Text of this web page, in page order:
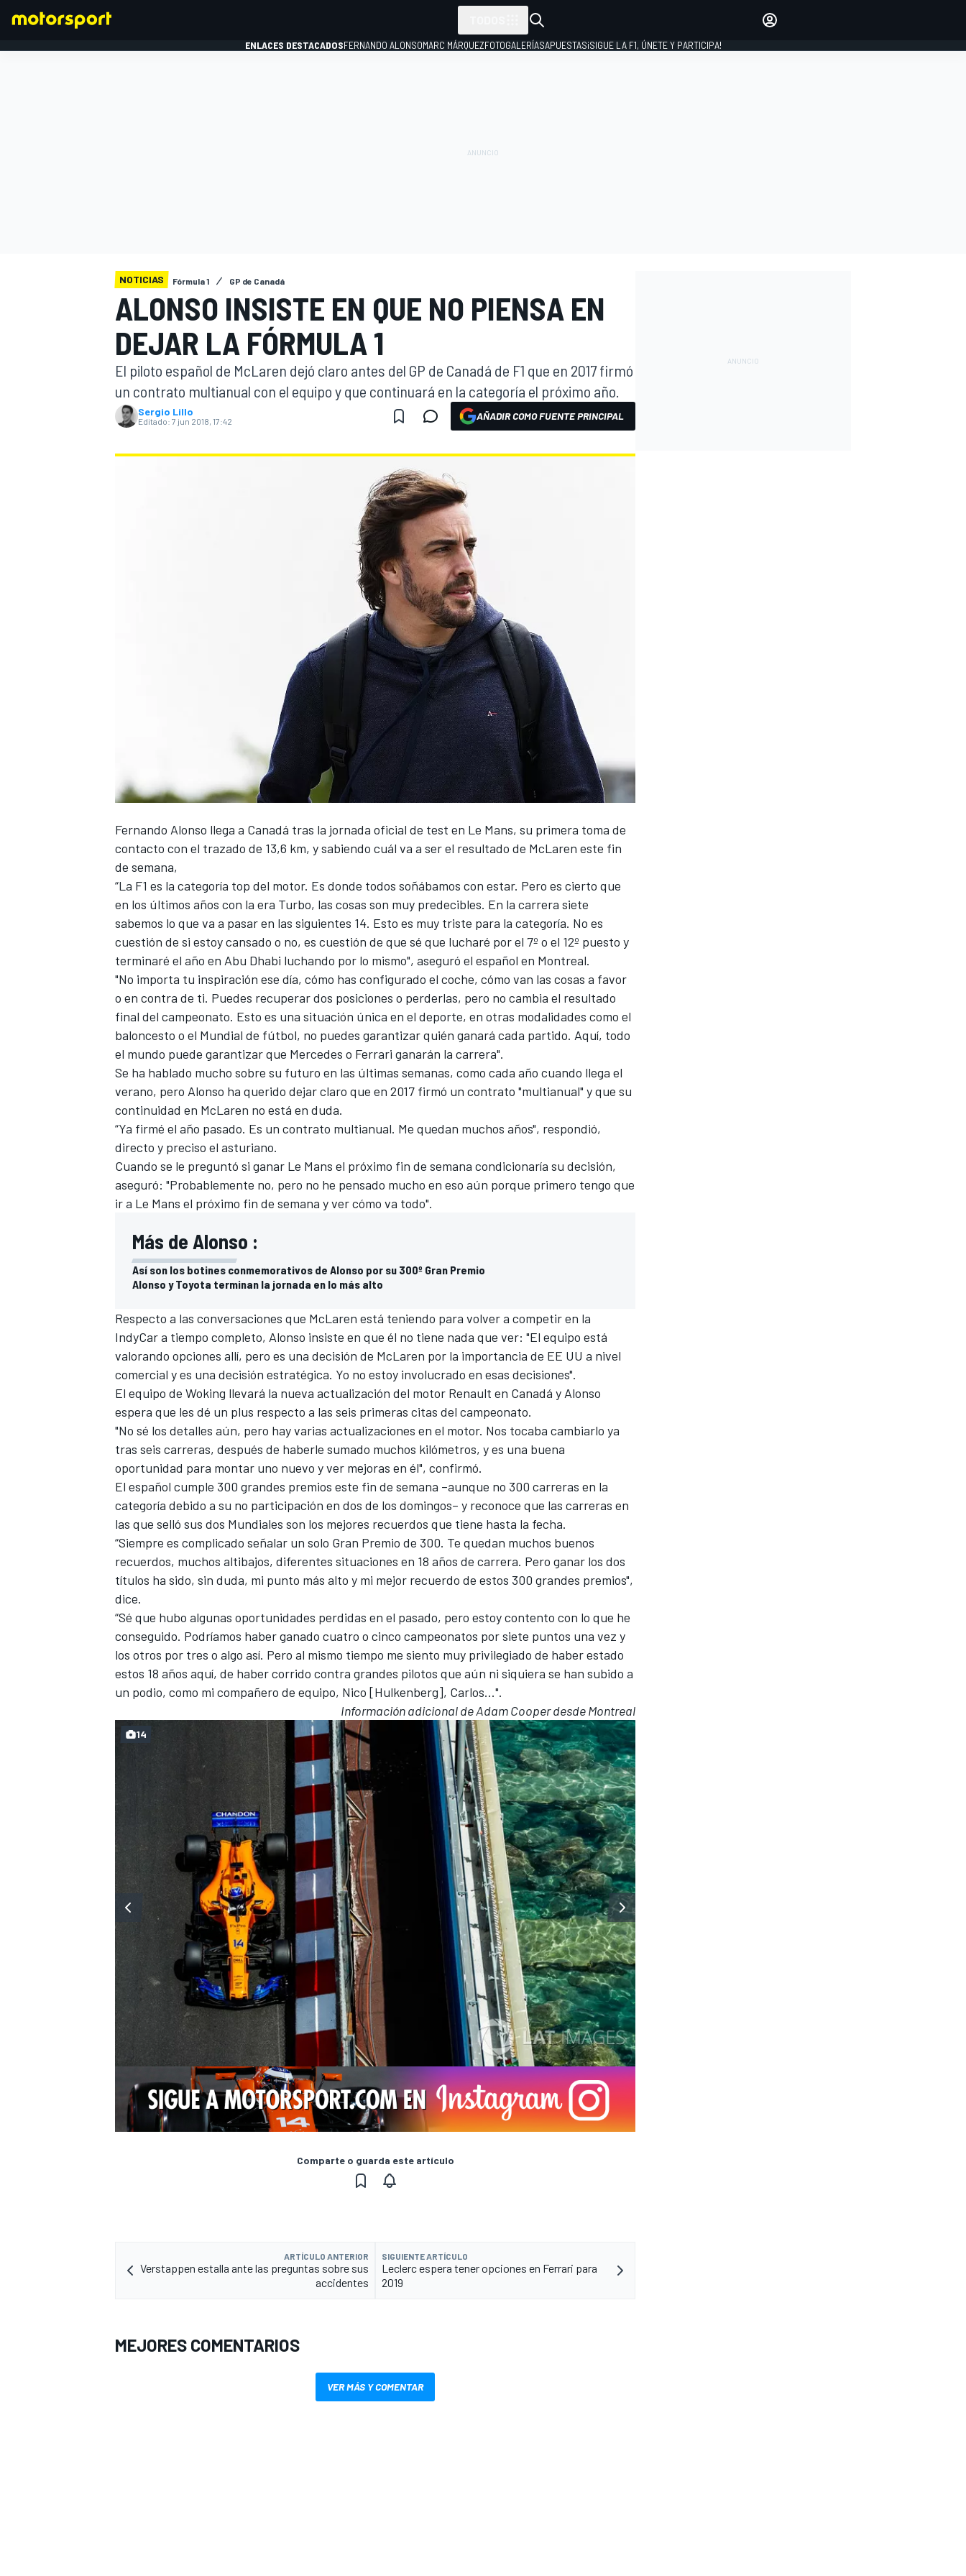
MÁS CATEGORÍAS
ENLACES DESTACADOSFERNANDO ALONSOMARC MÁRQUEZFOTOGALERÍASAPUESTAS¡SIGUE LA F1, ÚNETE Y PARTICIPA!
NOTICIAS Fórmula 1 GP de Canadá
ALONSO INSISTE EN QUE NO PIENSA EN
DEJAR LA FÓRMULA 1
El piloto español de McLaren dejó claro antes del GP de Canadá de F1 que en 2017 firmó
un contrato multianual con el equipo y que continuará en la categoría el próximo año.
Sergio Lillo
Editado: 7 jun 2018, 17:42 AÑADIR COMO FUENTE PRINCIPAL
Fernando Alonso llega a Canadá tras la jornada oficial de test en Le Mans, su primera toma de
contacto con el trazado de 13,6 km, y sabiendo cuál va a ser el resultado de McLaren este fin
de semana,
“La F1 es la categoría top del motor. Es donde todos soñábamos con estar. Pero es cierto que
en los últimos años con la era Turbo, las cosas son muy predecibles. En la carrera siete
sabemos lo que va a pasar en las siguientes 14. Esto es muy triste para la categoría. No es
cuestión de si estoy cansado o no, es cuestión de que sé que lucharé por el 7º o el 12º puesto y
terminaré el año en Abu Dhabi luchando por lo mismo", aseguró el español en Montreal.
"No importa tu inspiración ese día, cómo has configurado el coche, cómo van las cosas a favor
o en contra de ti. Puedes recuperar dos posiciones o perderlas, pero no cambia el resultado
final del campeonato. Esto es una situación única en el deporte, en otras modalidades como el
baloncesto o el Mundial de fútbol, no puedes garantizar quién ganará cada partido. Aquí, todo
el mundo puede garantizar que Mercedes o Ferrari ganarán la carrera".
Se ha hablado mucho sobre su futuro en las últimas semanas, como cada año cuando llega el
verano, pero Alonso ha querido dejar claro que en 2017 firmó un contrato "multianual" y que su
continuidad en McLaren no está en duda.
“Ya firmé el año pasado. Es un contrato multianual. Me quedan muchos años", respondió,
directo y preciso el asturiano.
Cuando se le preguntó si ganar Le Mans el próximo fin de semana condicionaría su decisión,
aseguró: "Probablemente no, pero no he pensado mucho en eso aún porque primero tengo que
ir a Le Mans el próximo fin de semana y ver cómo va todo".
Más de Alonso :
Así son los botines conmemorativos de Alonso por su 300º Gran Premio
Alonso y Toyota terminan la jornada en lo más alto
Respecto a las conversaciones que McLaren está teniendo para volver a competir en la
IndyCar a tiempo completo, Alonso insiste en que él no tiene nada que ver: "El equipo está
valorando opciones allí, pero es una decisión de McLaren por la importancia de EE UU a nivel
comercial y es una decisión estratégica. Yo no estoy involucrado en esas decisiones".
El equipo de Woking llevará la nueva actualización del motor Renault en Canadá y Alonso
espera que les dé un plus respecto a las seis primeras citas del campeonato.
"No sé los detalles aún, pero hay varias actualizaciones en el motor. Nos tocaba cambiarlo ya
tras seis carreras, después de haberle sumado muchos kilómetros, y es una buena
oportunidad para montar uno nuevo y ver mejoras en él", confirmó.
El español cumple 300 grandes premios este fin de semana –aunque no 300 carreras en la
categoría debido a su no participación en dos de los domingos– y reconoce que las carreras en
las que selló sus dos Mundiales son los mejores recuerdos que tiene hasta la fecha.
“Siempre es complicado señalar un solo Gran Premio de 300. Te quedan muchos buenos
recuerdos, muchos altibajos, diferentes situaciones en 18 años de carrera. Pero ganar los dos
títulos ha sido, sin duda, mi punto más alto y mi mejor recuerdo de estos 300 grandes premios",
dice.
“Sé que hubo algunas oportunidades perdidas en el pasado, pero estoy contento con lo que he
conseguido. Podríamos haber ganado cuatro o cinco campeonatos por siete puntos una vez y
los otros por tres o algo así. Pero al mismo tiempo me siento muy privilegiado de haber estado
estos 18 años aquí, de haber corrido contra grandes pilotos que aún ni siquiera se han subido a
un podio, como mi compañero de equipo, Nico [Hulkenberg], Carlos...".
Información adicional de Adam Cooper desde Montreal
14
Comparte o guarda este artículo
ARTÍCULO ANTERIOR
Verstappen estalla ante las preguntas sobre sus
accidentes
SIGUIENTE ARTÍCULO
Leclerc espera tener opciones en Ferrari para
2019
MEJORES COMENTARIOS
VER MÁS Y COMENTAR